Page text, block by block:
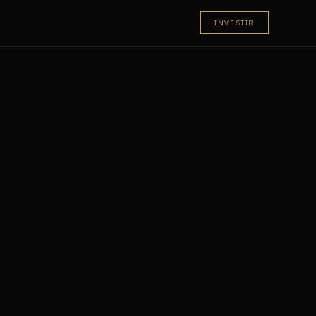
INVESTIR